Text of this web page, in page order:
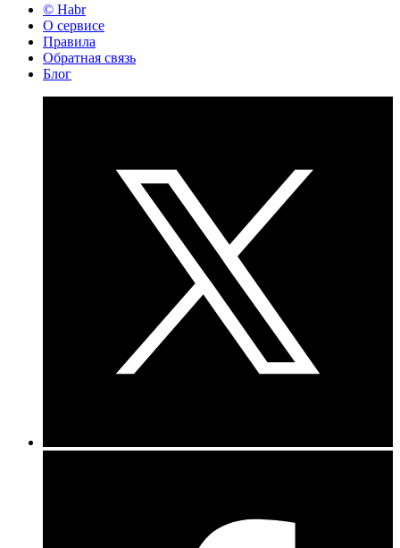
© Habr
О сервисе
Правила
Обратная связь
Блог